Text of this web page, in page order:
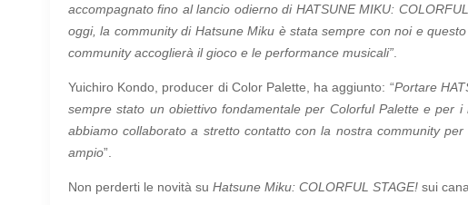
accompagnato fino al lancio odierno di HATSUNE MIKU:
oggi, la community di Hatsune Miku è stata sempre con noi e
community accoglierà il gioco e le performance musicali”
Yuichiro Kondo, producer di Color Palette, ha aggiunto: “Portare
sempre stato un obiettivo fondamentale per Colorful Palette e per
abbiamo collaborato a stretto contatto con la nostra community
ampio”.
Non perderti le novità su Hatsune Miku: COLORFUL STAGE! sui